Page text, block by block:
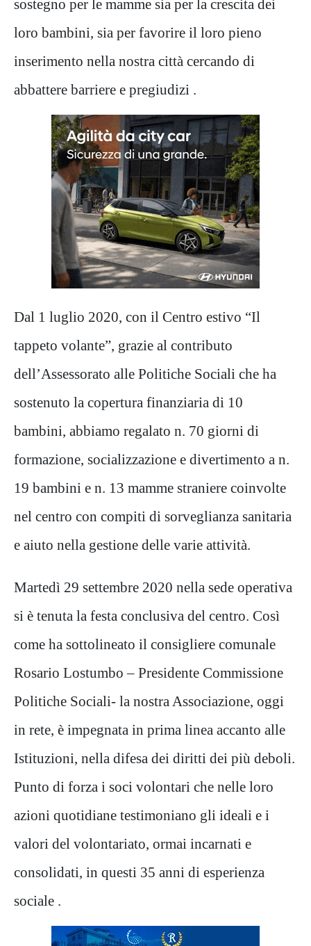
sostegno per le mamme sia per la crescita dei
loro bambini, sia per favorire il loro pieno
inserimento nella nostra città cercando di
abbattere barriere e pregiudizi .
Dal 1 luglio 2020, con il Centro estivo “Il
tappeto volante”, grazie al contributo
dell’Assessorato alle Politiche Sociali che ha
sostenuto la copertura finanziaria di 10
bambini, abbiamo regalato n. 70 giorni di
formazione, socializzazione e divertimento a n.
19 bambini e n. 13 mamme straniere coinvolte
nel centro con compiti di sorveglianza sanitaria
e aiuto nella gestione delle varie attività.
Martedì 29 settembre 2020 nella sede operativa
si è tenuta la festa conclusiva del centro. Così
come ha sottolineato il consigliere comunale
Rosario Lostumbo – Presidente Commissione
Politiche Sociali- la nostra Associazione, oggi
in rete, è impegnata in prima linea accanto alle
Istituzioni, nella difesa dei diritti dei più deboli.
Punto di forza i soci volontari che nelle loro
azioni quotidiane testimoniano gli ideali e i
valori del volontariato, ormai incarnati e
consolidati, in questi 35 anni di esperienza
sociale .